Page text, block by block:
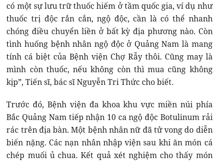
có một sự lưu trữ thuốc hiếm ở tầm quốc gia, ví dụ như
thuốc trị độc rắn cắn, ngộ độc, cần là có thể nhanh
chóng điều chuyển liền ở bất kỳ địa phương nào. Còn
tình huống bệnh nhân ngộ độc ở Quảng Nam là mang
tính cá biệt của Bệnh viện Chợ Rẫy thôi. Cũng may là
mình còn thuốc, nếu không còn thì mua cũng không
kịp”, Tiến sĩ, bác sĩ Nguyễn Tri Thức cho biết.
Trước đó, Bệnh viện đa khoa khu vực miền núi phía
Bắc Quảng Nam tiếp nhận 10 ca ngộ độc Botulinum rải
rác trên địa bàn. Một bệnh nhân nữ đã tử vong do diễn
biến nặng. Các nạn nhân nhập viện sau khi ăn món cá
chép muối ủ chua. Kết quả xét nghiệm cho thấy món